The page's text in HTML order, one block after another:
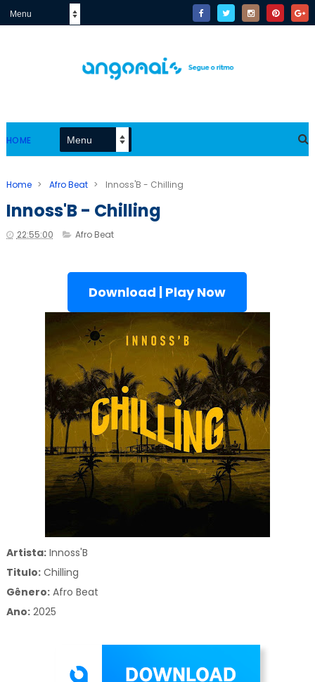
HOME
Home > Afro Beat > Innoss'B - Chilling
Innoss'B - Chilling
22:55:00 Afro Beat
Download | Play Now
Artista:Innoss'B
Titulo:Chilling
Gênero: Afro Beat
Ano:2025